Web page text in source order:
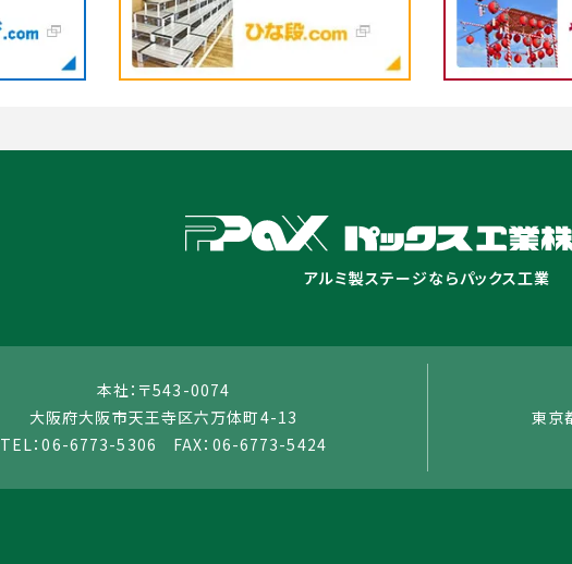
アルミ製ステージならパックス工業
本社：〒543-0074
大阪府大阪市天王寺区六万体町4-13
TEL：06-6773-5306 FAX：06-6773-5424
東京